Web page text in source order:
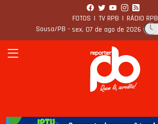
FOTOS | TV RPB | RÁDIO RPB
Sousa/PB - sex, 07 de ago de 2026